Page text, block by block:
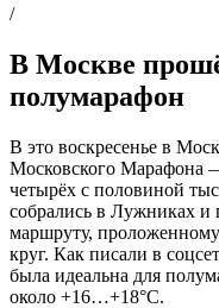
/
В Москве
полумарафон
В это воскресенье в
Московского Марафона
четырёх с половиной
собрались в Лужниках
маршруту,
круг. Как писали в
была идеальна для
около +16…+18°C.